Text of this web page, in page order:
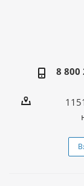
8 800